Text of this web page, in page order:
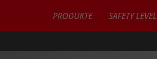
PRODUKTE SAFETY LEVEL